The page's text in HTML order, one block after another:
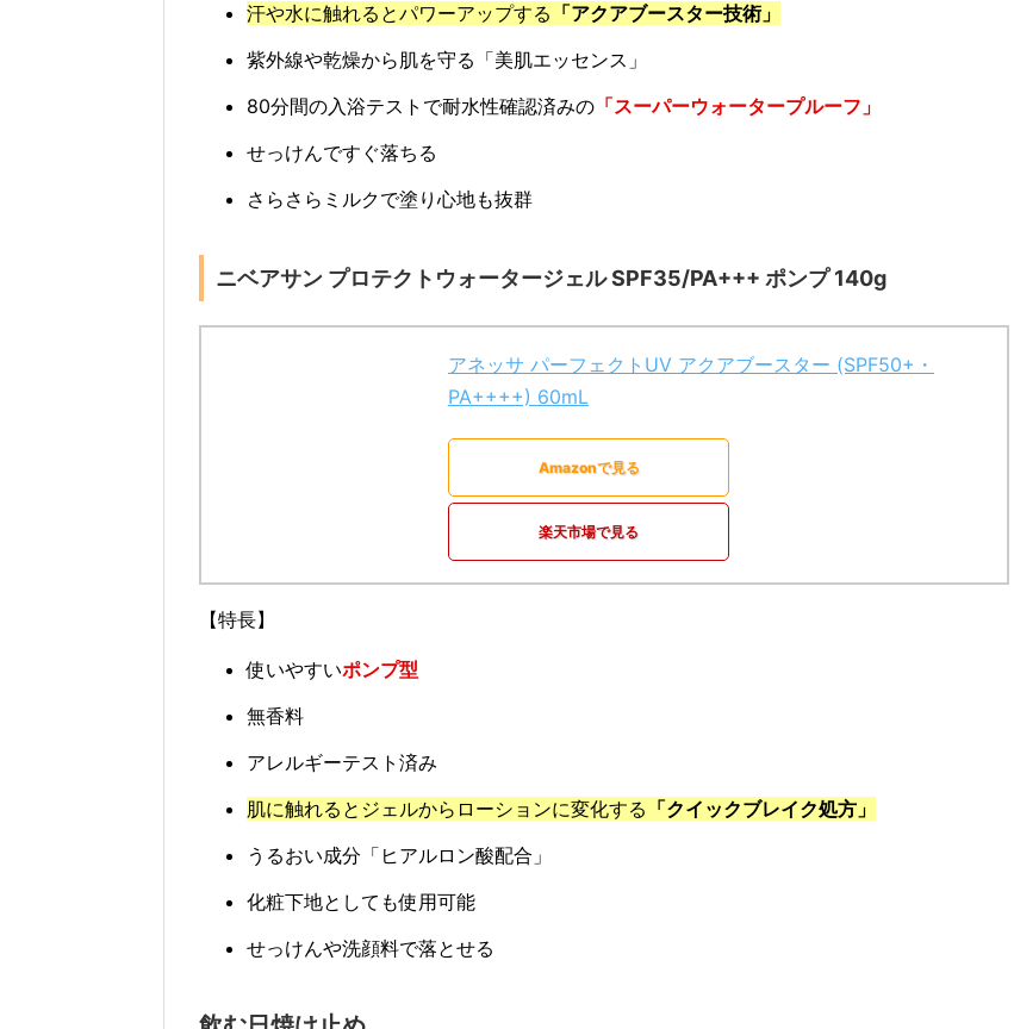
汗や水に触れるとパワーアップする 「アクアブースター技術」
紫外線や乾燥から肌を守る「美肌エッセンス」
80分間の入浴テストで耐水性確認済みの 「スーパーウォータープルーフ」
せっけんですぐ落ちる
さらさらミルクで塗り心地も抜群
ニベアサン プロテクトウォータージェル SPF35/PA+++ ポンプ 140g
アネッサ パーフェクトUV アクアブースター (SPF50+・
PA++++) 60mL
Amazonで見る
楽天市場で見る
【特長】
使いやすいポンプ型
無香料
アレルギーテスト済み
肌に触れるとジェルからローションに変化する 「クイックブレイク処方」
うるおい成分「ヒアルロン酸配合」
化粧下地としても使用可能
せっけんや洗顔料で落とせる